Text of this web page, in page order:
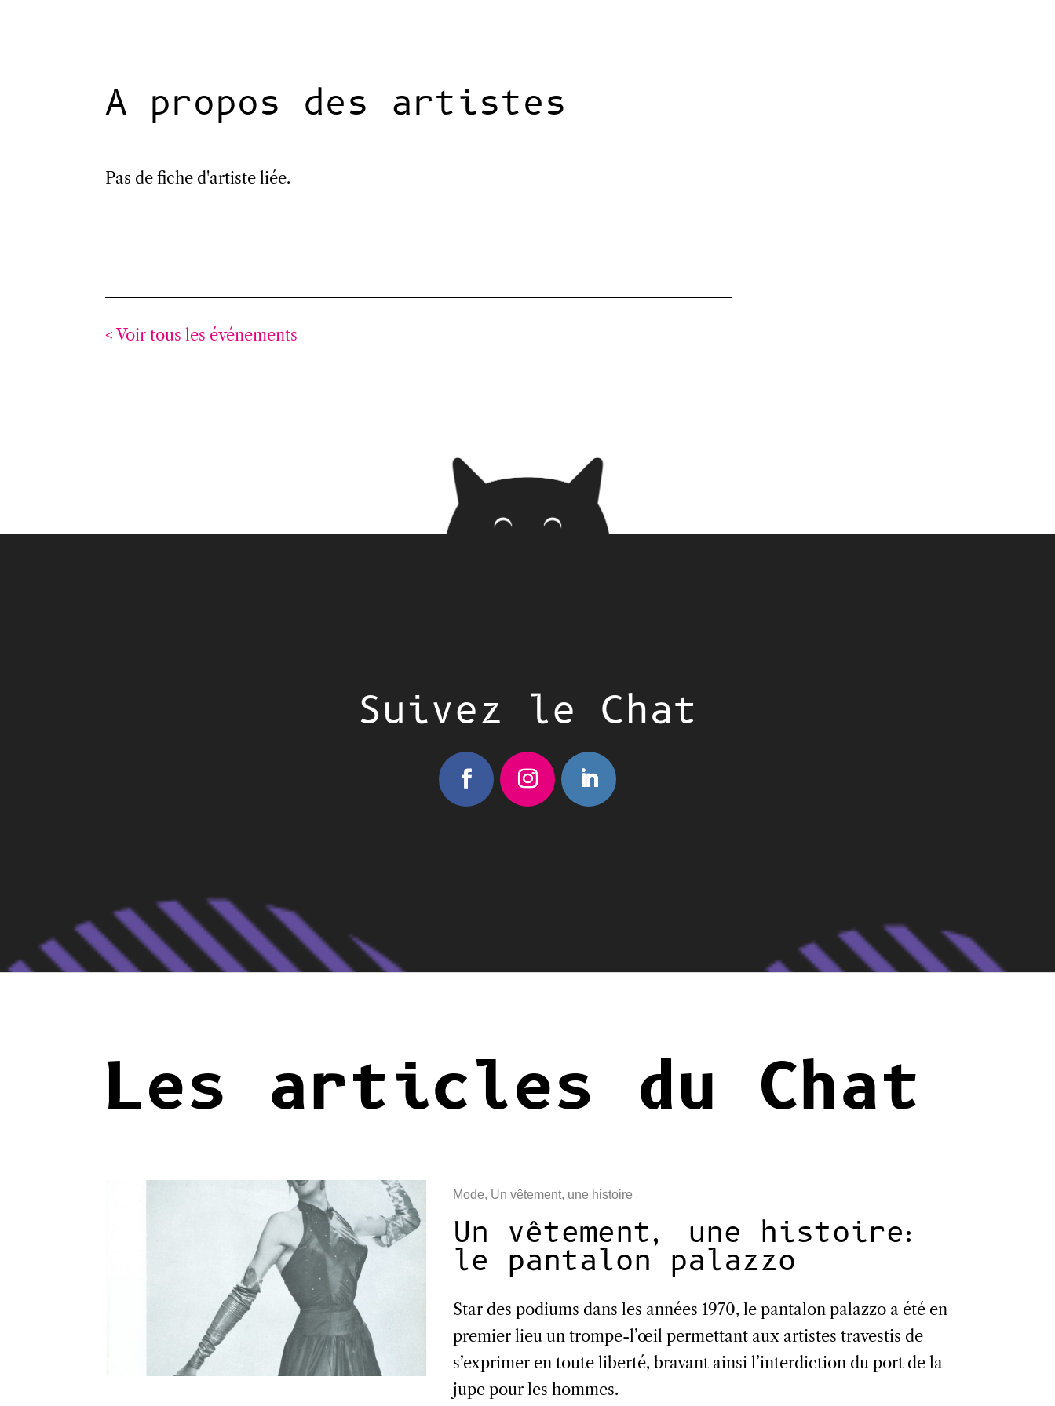
A propos des artistes
Pas de fiche d'artiste liée.
< Voir tous les événements
Suivez le Chat
Les articles du Chat
Mode, Un vêtement, une histoire
Un vêtement, une histoire:
le pantalon palazzo
Star des podiums dans les années 1970, le pantalon palazzo a été en
premier lieu un trompe-l’œil permettant aux artistes travestis de
s’exprimer en toute liberté, bravant ainsi l’interdiction du port de la
jupe pour les hommes.